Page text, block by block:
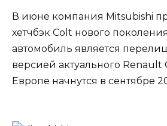
В июне компания Mitsubishi
хетчбэк Colt нового
автомобиль является
версией актуального Renault
Европе начнутся в сентябре